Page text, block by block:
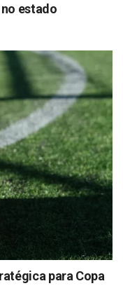
estado
para Copa